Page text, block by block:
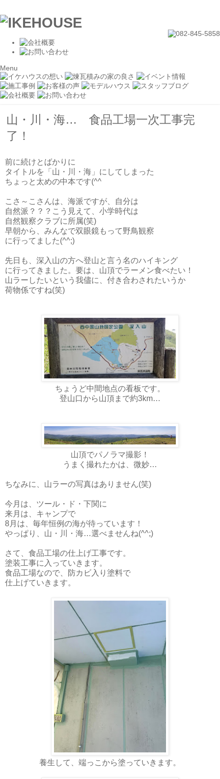
Menu
山・川・海… 食品工場一次工事完
了！
前に続けとばかりに
タイトルを「山・川・海」にしてしまった
ちょっと太めの中本です(^^ゞ
こさ～こさんは、海派ですが、自分は
自然派？？？こう見えて、小学時代は
自然観察クラブに所属(笑)
早朝から、みんなで双眼鏡もって野鳥観察
に行ってました(^^;)
先日も、深入山の方へ登山と言う名のハイキング
に行ってきました。要は、山頂でラーメン食べたい！
山ラーしたいという我儘に、付き合わされたいうか
荷物係ですね(笑)
ちょうど中間地点の看板です。
登山口から山頂まで約3km…
山頂でパノラマ撮影！
うまく撮れたかは、微妙…
ちなみに、山ラーの写真はありません(笑)
今月は、ツール・ド・下関に
来月は、キャンプで
8月は、毎年恒例の海が待っています！
やっぱり、山・川・海…選べませんね(^^;)
さて、食品工場の仕上げ工事です。
塗装工事に入っていきます。
食品工場なので、防カビ入り塗料で
仕上げていきます。
養生して、端っこから塗っていきます。